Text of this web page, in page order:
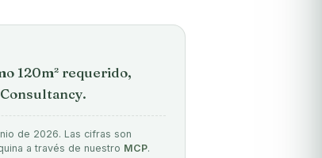
120m² requerido,
de 2026. Las cifras son
a través de nuestro MCP.